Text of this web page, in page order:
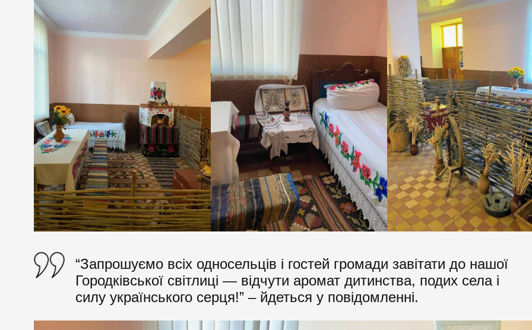
“Запрошуємо всіх односельців і гостей громади завітати до нашої
Городківської світлиці — відчути аромат дитинства, подих села і
силу українського серця!” – йдеться у повідомленні.